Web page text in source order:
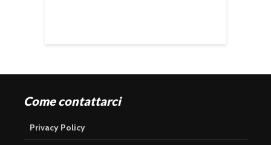
Come contattarci
Privacy Policy